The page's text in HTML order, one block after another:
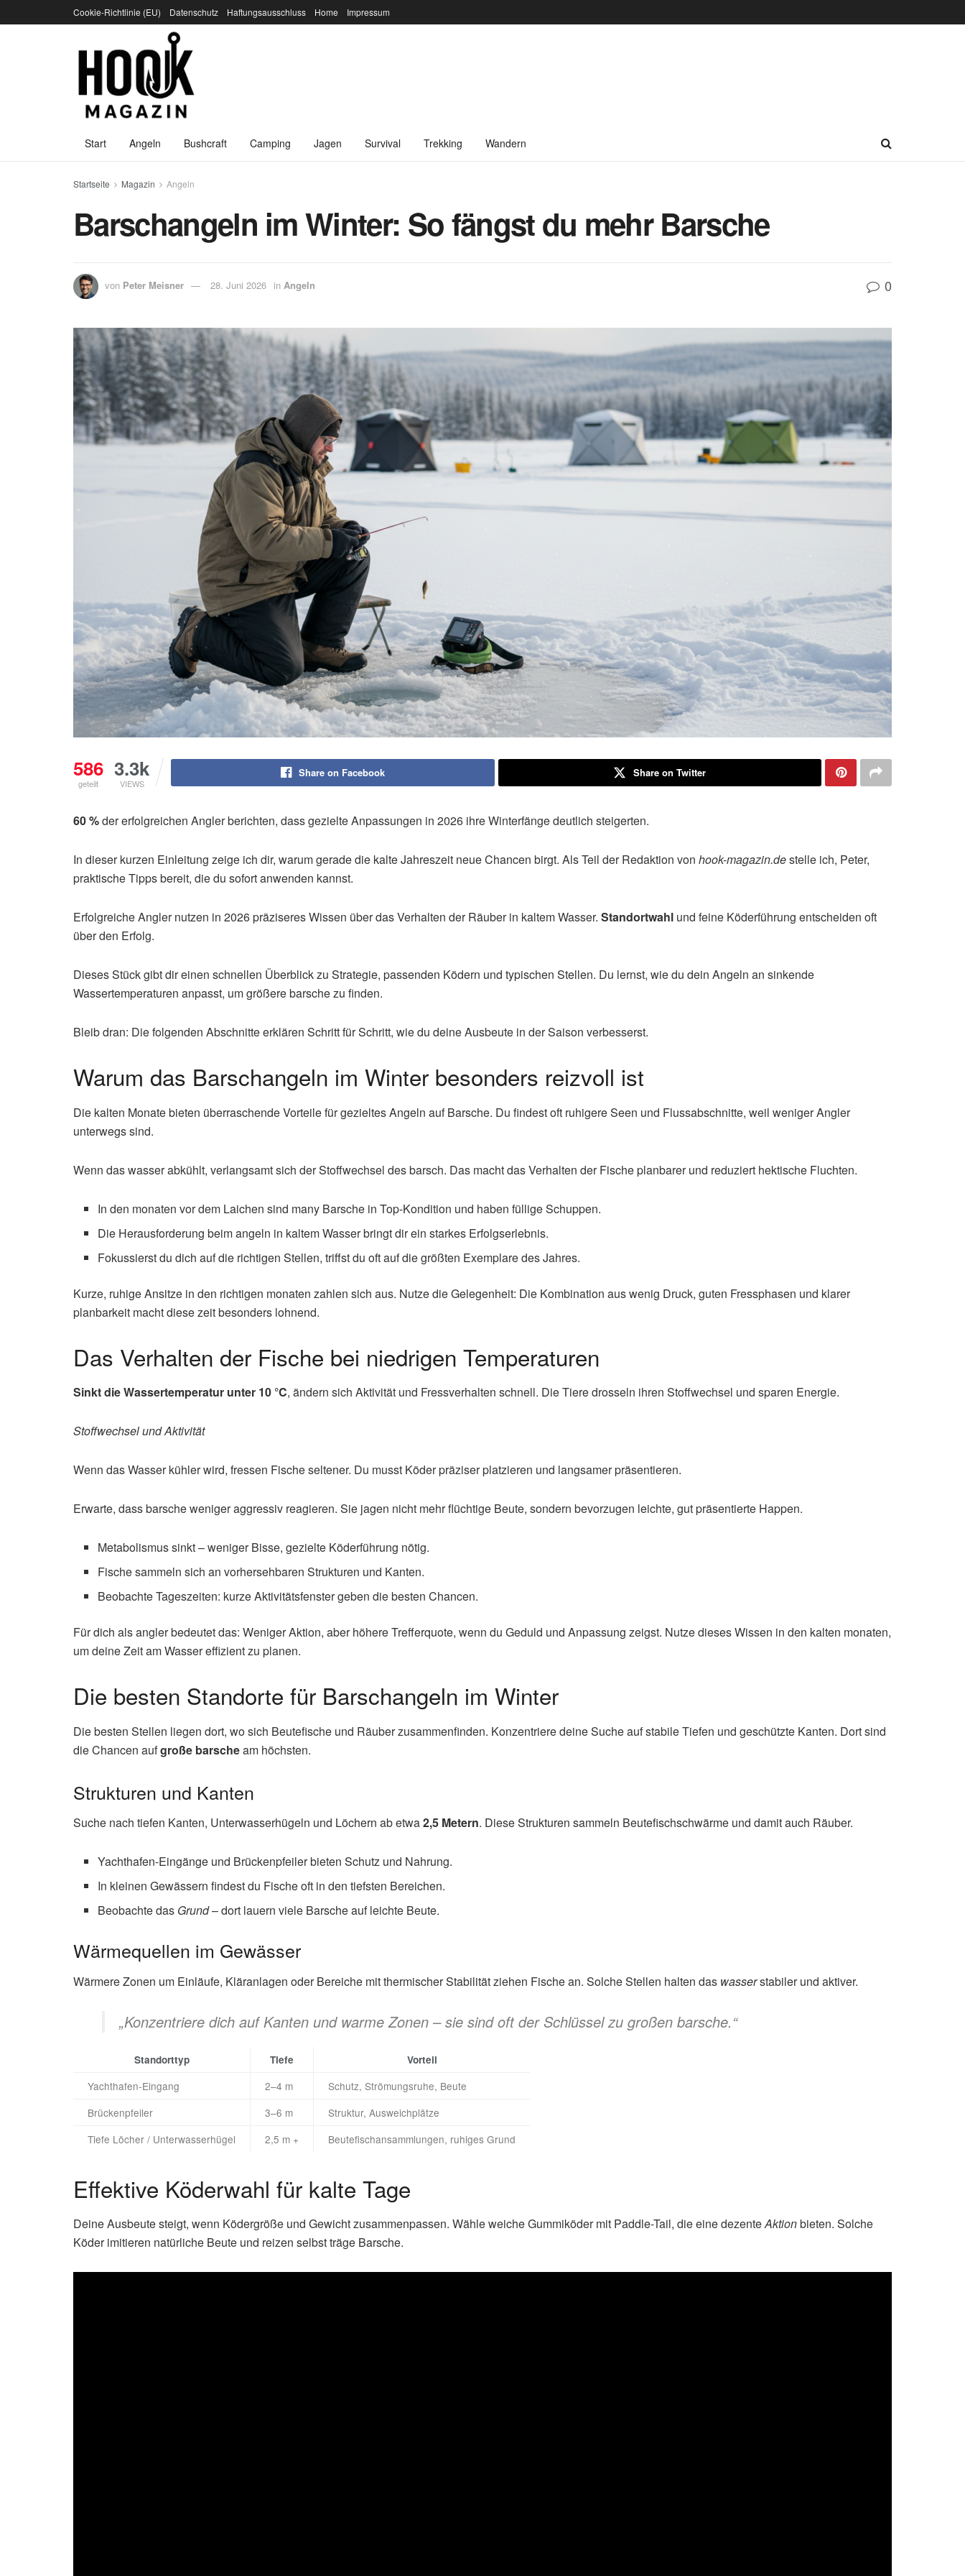
Cookie-Richtlinie (EU) Datenschutz Haftungsausschluss Home Impressum
Start Angeln Bushcraft Camping Jagen Survival Trekking Wandern
Startseite Magazin Angeln
Barschangeln im Winter: So fängst du mehr Barsche
von Peter Meisner 28. Juni 2026 in Angeln 0
586
geteilt
3.3k
VIEWS
Share on Facebook Share on Twitter
60 %der erfolgreichen Angler berichten, dass gezielte Anpassungen in 2026 ihre Winterfänge deutlich steigerten.
In dieser kurzen Einleitung zeige ich dir, warum gerade die kalte Jahreszeit neue Chancen birgt. Als Teil der Redaktion von hook-magazin.destelle ich, Peter,
praktische Tipps bereit, die du sofort anwenden kannst.
Erfolgreiche Angler nutzen in 2026 präziseres Wissen über das Verhalten der Räuber in kaltem Wasser. Standortwahl und feine Köderführung entscheiden oft
über den Erfolg.
Dieses Stück gibt dir einen schnellen Überblick zu Strategie, passenden Ködern und typischen Stellen. Du lernst, wie du dein Angeln an sinkende
Wassertemperaturen anpasst, um größere barsche zu finden.
Bleib dran: Die folgenden Abschnitte erklären Schritt für Schritt, wie du deine Ausbeute in der Saison verbesserst.
Warum das Barschangeln im Winter besonders reizvoll ist
Die kalten Monate bieten überraschende Vorteile für gezieltes Angeln auf Barsche. Du findest oft ruhigere Seen und Flussabschnitte, weil weniger Angler
unterwegs sind.
Wenn das wasser abkühlt, verlangsamt sich der Stoffwechsel des barsch. Das macht das Verhalten der Fische planbarer und reduziert hektische Fluchten.
In den monaten vor dem Laichen sind many Barsche in Top-Kondition und haben füllige Schuppen.
Die Herausforderung beim angeln in kaltem Wasser bringt dir ein starkes Erfolgserlebnis.
Fokussierst du dich auf die richtigen Stellen, triffst du oft auf die größten Exemplare des Jahres.
Kurze, ruhige Ansitze in den richtigen monaten zahlen sich aus. Nutze die Gelegenheit: Die Kombination aus wenig Druck, guten Fressphasen und klarer
planbarkeit macht diese zeit besonders lohnend.
Das Verhalten der Fische bei niedrigen Temperaturen
Sinkt die Wassertemperatur unter 10 °C, ändern sich Aktivität und Fressverhalten schnell. Die Tiere drosseln ihren Stoffwechsel und sparen Energie.
Stoffwechsel und Aktivität
Wenn das Wasser kühler wird, fressen Fische seltener. Du musst Köder präziser platzieren und langsamer präsentieren.
Erwarte, dass barsche weniger aggressiv reagieren. Sie jagen nicht mehr flüchtige Beute, sondern bevorzugen leichte, gut präsentierte Happen.
Metabolismus sinkt – weniger Bisse, gezielte Köderführung nötig.
Fische sammeln sich an vorhersehbaren Strukturen und Kanten.
Beobachte Tageszeiten: kurze Aktivitätsfenster geben die besten Chancen.
Für dich als angler bedeutet das: Weniger Aktion, aber höhere Trefferquote, wenn du Geduld und Anpassung zeigst. Nutze dieses Wissen in den kalten monaten,
um deine Zeit am Wasser effizient zu planen.
Die besten Standorte für Barschangeln im Winter
Die besten Stellen liegen dort, wo sich Beutefische und Räuber zusammenfinden. Konzentriere deine Suche auf stabile Tiefen und geschützte Kanten. Dort sind
die Chancen aufgroße barscheam höchsten.
Strukturen und Kanten
Suche nach tiefen Kanten, Unterwasserhügeln und Löchern ab etwa2,5 Metern. Diese Strukturen sammeln Beutefischschwärme und damit auch Räuber.
Yachthafen-Eingänge und Brückenpfeiler bieten Schutz und Nahrung.
In kleinen Gewässern findest du Fische oft in den tiefsten Bereichen.
Beobachte das Grund– dort lauern viele Barsche auf leichte Beute.
Wärmequellen im Gewässer
Wärmere Zonen um Einläufe, Kläranlagen oder Bereiche mit thermischer Stabilität ziehen Fische an. Solche Stellen halten das wasserstabiler und aktiver.
„Konzentriere dich auf Kanten und warme Zonen – sie sind oft der Schlüssel zu großen barsche.“
Standorttyp Tiefe Vorteil
Yachthafen-Eingang 2–4 m
Schutz, Strömungsruhe, Beute
Brückenpfeiler
3–6 m
Struktur, Ausweichplätze
Tiefe Löcher / Unterwasserhügel
2,5 m + Beutefischansammlungen, ruhiges Grund
Effektive Köderwahl für kalte Tage
Deine Ausbeute steigt, wenn Ködergröße und Gewicht zusammenpassen. Wähle weiche Gummiköder mit Paddle-Tail, die eine dezenteAktionbieten. Solche
Köder imitieren natürliche Beute und reizen selbst träge Barsche.